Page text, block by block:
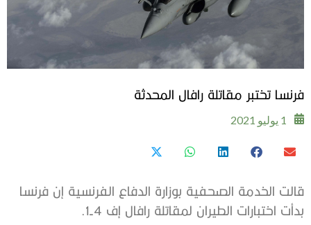
فرنسا تختبر مقاتلة رافال المحدثة
1 يوليو 2021
قالت الخدمة الصحفية بوزارة الدفاع الفرنسية إن فرنسا
بدأت اختبارات الطيران لمقاتلة رافال إف 4-1.